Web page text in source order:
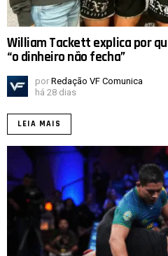
William Tackett explica por
“o dinheiro não fecha”
por Redação VF Comunica
há 28 dias
LEIA MAIS